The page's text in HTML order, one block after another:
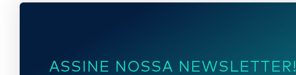
ASSINE NOSSA NEWSLETTER!